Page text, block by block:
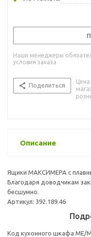
Наши менеджеры
условия заказа
Поделиться
Цена
Описание
Ящики МАКСИМЕРА с
Благодаря доводчикам
бесшумно.
Артикул: 392.189.46
Код кухонного шкафа ME/